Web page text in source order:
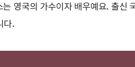
는 영국의 가수이자 배우예요. 출
다.